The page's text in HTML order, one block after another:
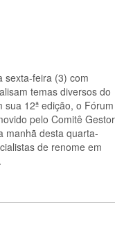
sexta-feira (3) com
temas diversos do
12ª edição, o Fórum
pelo Comitê Gestor
manhã desta quarta-
de renome em